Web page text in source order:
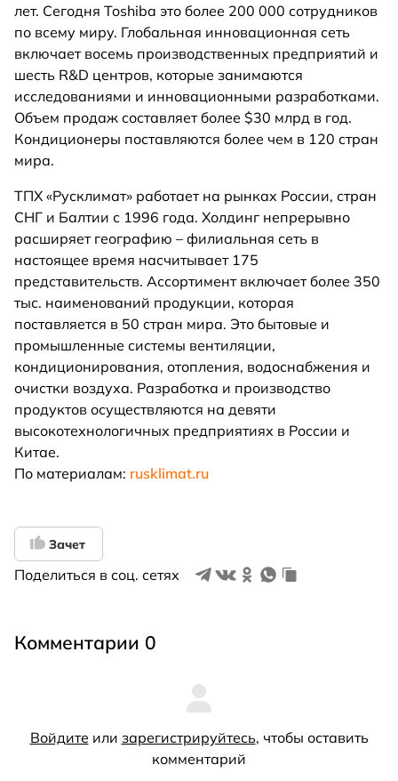
лет. Сегодня Toshiba это более 200 000 сотрудников
по всему миру. Глобальная инновационная сеть
включает восемь производственных предприятий и
шесть R&D центров, которые занимаются
исследованиями и инновационными разработками.
Объем продаж составляет более $30 млрд в год.
Кондиционеры поставляются более чем в 120 стран
мира.
ТПХ «Русклимат» работает на рынках России, стран
СНГ и Балтии с 1996 года. Холдинг непрерывно
расширяет географию – филиальная сеть в
настоящее время насчитывает 175
представительств. Ассортимент включает более 350
тыс. наименований продукции, которая
поставляется в 50 стран мира. Это бытовые и
промышленные системы вентиляции,
кондиционирования, отопления, водоснабжения и
очистки воздуха. Разработка и производство
продуктов осуществляются на девяти
высокотехнологичных предприятиях в России и
Китае.
По материалам: rusklimat.ru
Зачет
Поделиться в соц. сетях
Комментарии 0
Войдите или зарегистрируйтесь, чтобы оставить
комментарий